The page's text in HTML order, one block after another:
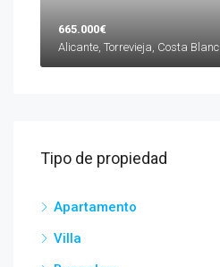
665.000€
Alicante, Torrevieja, Costa
Tipo de propiedad
Apartamento
Villa